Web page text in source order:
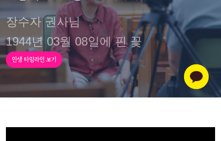
장수자 권사님
1944년 03월 08일에 핀 꽃
인생 타임라인 보기